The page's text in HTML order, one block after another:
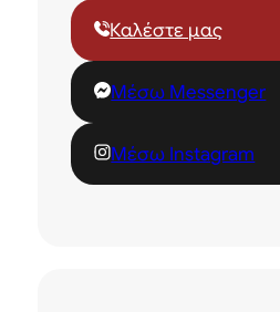
Καλέστε μας
Μέσω Messenger
Μέσω Instagram